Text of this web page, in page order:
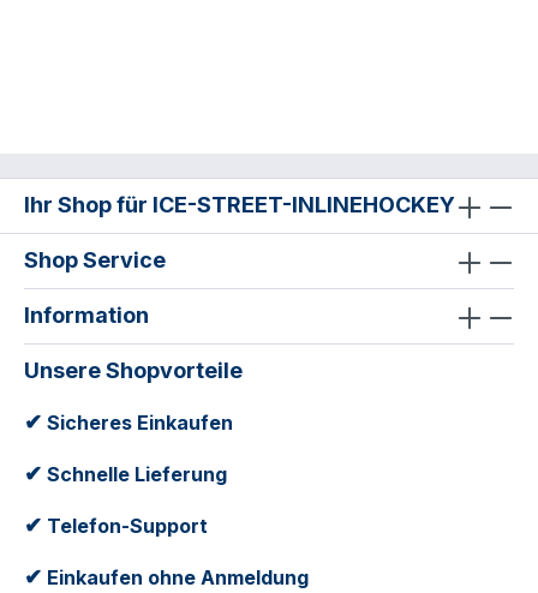
Ihr Shop für ICE-STREET-INLINEHOCKEY
Shop Service
Information
Unsere Shopvorteile
✔ Sicheres Einkaufen
✔ Schnelle Lieferung
✔ Telefon-Support
✔ Einkaufen ohne Anmeldung